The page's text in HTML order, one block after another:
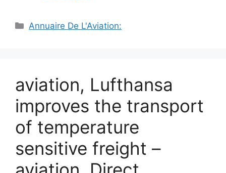
Catégories
Annuaire De L'Aviation:
aviation, Lufthansa
improves the transport
of temperature
sensitive freight –